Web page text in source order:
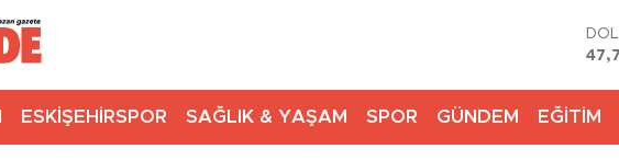
ESKİŞEHİRSPOR SAĞLIK & YAŞAM SPOR GÜNDEM EĞİTİM